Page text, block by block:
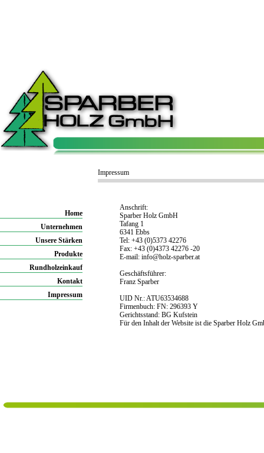
Impressum
Home
Unternehmen
Unsere Stärken
Produkte
Rundholzeinkauf
Kontakt
Impressum
Anschrift:
Sparber Holz GmbH
Tafang 1
6341 Ebbs
Tel: +43 (0)5373 42276
Fax: +43 (0)4373 42276 -20
E-mail: info@holz-sparber.at
Geschäftsführer:
Franz Sparber
UID Nr.: ATU63534688
Firmenbuch: FN: 296393 Y
Gerichtsstand: BG Kufstein
Für den Inhalt der Website ist die Sparber Holz